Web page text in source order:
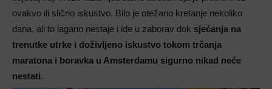
ovakvo ili slično iskustvo. Bilo je otežano kretanje nekoliko
dana, ali to lagano nestaje i ide u zaborav dok sjećanja na
trenutke utrke i doživljeno iskustvo tokom trčanja
maratona i boravka u Amsterdamu sigurno nikad neće
nestati.